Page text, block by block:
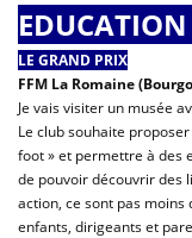
LE GRAND PRIX
FFM La Romaine
Je vais visiter un musée
Le club souhaite
foot » et permettre à des
de pouvoir découvrir des
action, ce sont pas
enfants, dirigeants et